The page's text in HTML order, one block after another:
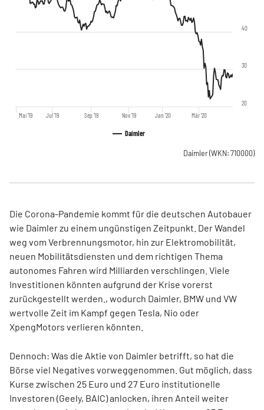
Daimler
Mai '19 Jul '19 Sep '19 Nov '19 Jan '20 Mär '20
20
30
40
Daimler(WKN: 710000)
Die Corona-Pandemie kommt für die deutschen Autobauer
wie Daimler zu einem ungünstigen Zeitpunkt. Der Wandel
weg vom Verbrennungsmotor, hin zur Elektromobilität,
neuen Mobilitätsdiensten und dem richtigen Thema
autonomes Fahren wird Milliarden verschlingen. Viele
Investitionen könnten aufgrund der Krise vorerst
zurückgestellt werden., wodurch Daimler, BMW und VW
wertvolle Zeit im Kampf gegen Tesla, Nio oder
XpengMotors verlieren könnten.
Dennoch: Was die Aktie von Daimler betrifft, so hat die
Börse viel Negatives vorweggenommen. Gut möglich, dass
Kurse zwischen 25 Euro und 27 Euro institutionelle
Investoren (Geely, BAIC) anlocken, ihren Anteil weiter